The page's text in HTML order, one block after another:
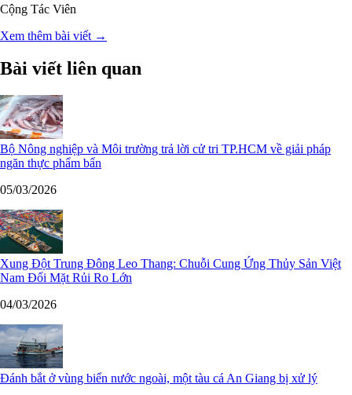
Cộng Tác Viên
Xem thêm bài viết →
Bài viết liên quan
Bộ Nông nghiệp và Môi trường trả lời cử tri TP.HCM về giải pháp
ngăn thực phẩm bẩn
05/03/2026
Xung Đột Trung Đông Leo Thang: Chuỗi Cung Ứng Thủy Sản Việt
Nam Đối Mặt Rủi Ro Lớn
04/03/2026
Đánh bắt ở vùng biển nước ngoài, một tàu cá An Giang bị xử lý